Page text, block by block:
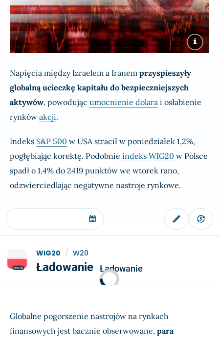
Napięcia między Izraelem a Iranem przyspieszyły
globalną ucieczkę kapitału do bezpieczniejszych
aktywów, powodując umocnienie dolara i osłabienie
rynków akcji.
Indeks S&P 500 w USA stracił w poniedziałek 1,2%,
pogłębiając korektę. Podobnie indeks WIG20 w Polsce
spadł o 1,4% do 2419 punktów we wtorek rano,
odzwierciedlając negatywne nastroje rynkowe.
WIG20 / W20
Ładowanie Ładowanie
Globalne pogorszenie nastrojów na rynkach
finansowych jest bacznie obserwowane, para